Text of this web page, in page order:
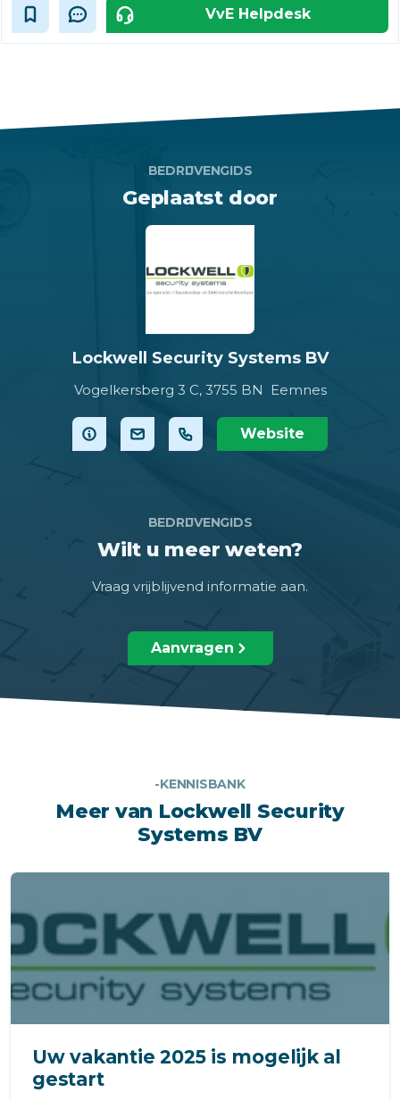
VvE Helpdesk
BEDRIJVENGIDS
Geplaatst door
Lockwell Security Systems BV
Vogelkersberg 3 C, 3755 BN Eemnes
Website
BEDRIJVENGIDS
Wilt u meer weten?
Vraag vrijblijvend informatie aan.
Aanvragen
-KENNISBANK
Meer van Lockwell Security
Systems BV
Uw vakantie 2025 is mogelijk al
gestart